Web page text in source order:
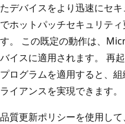
たデバイスをより迅速にセ
でホットパッチセキュリテ
す。 この既定の動作は、
バイスに適用されます。 再
プログラムを適用すると、
ライアンスを実現できます。
品質更新ポリシーを使用し